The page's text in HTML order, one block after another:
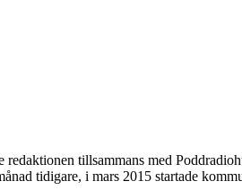
tillsammans med
tidigare, i mars 2015 startade